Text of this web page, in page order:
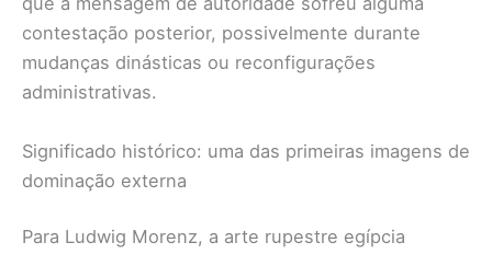
contestação posterior, possivelmente durante
mudanças dinásticas ou reconfigurações
administrativas.
Significado histórico: uma das primeiras imagens de
dominação externa
Para Ludwig Morenz, a arte rupestre egípcia